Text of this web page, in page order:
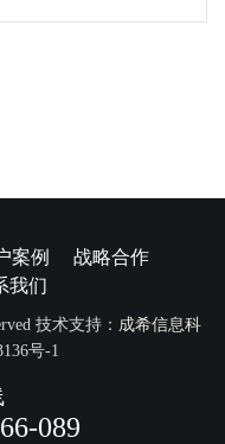
案例
战略合作
我们
技术支持： 成希信息科
号-1
089